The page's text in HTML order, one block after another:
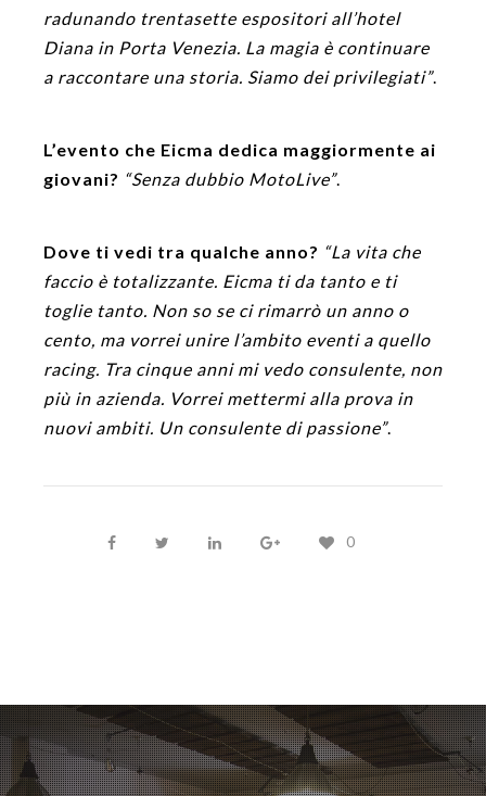
radunando trentasette espositori all’hotel
Diana in Porta Venezia. La magia è continuare
a raccontare una storia. Siamo dei privilegiati”.
L’evento che Eicma dedica maggiormente ai
giovani? “Senza dubbio MotoLive”.
Dove ti vedi tra qualche anno? “La vita che
faccio è totalizzante. Eicma ti da tanto e ti
toglie tanto. Non so se ci rimarrò un anno o
cento, ma vorrei unire l’ambito eventi a quello
racing. Tra cinque anni mi vedo consulente, non
più in azienda. Vorrei mettermi alla prova in
nuovi ambiti. Un consulente di passione”.
0